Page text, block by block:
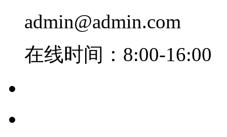
admin@admin.com
在线时间：8:00-16:00